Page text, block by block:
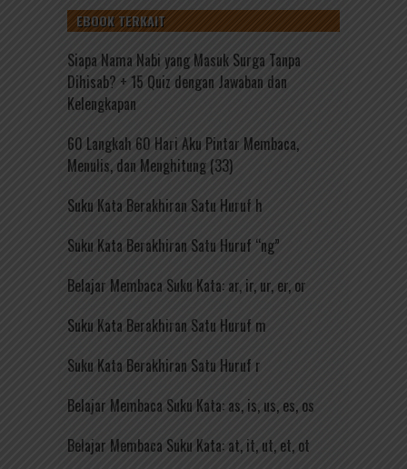
EBOOK TERKAIT
Siapa Nama Nabi yang Masuk Surga Tanpa
Dihisab? + 15 Quiz dengan Jawaban dan
Kelengkapan
60 Langkah 60 Hari Aku Pintar Membaca,
Menulis, dan Menghitung (33)
Suku Kata Berakhiran Satu Huruf h
Suku Kata Berakhiran Satu Huruf “ng”
Belajar Membaca Suku Kata: ar, ir, ur, er, or
Suku Kata Berakhiran Satu Huruf m
Suku Kata Berakhiran Satu Huruf r
Belajar Membaca Suku Kata: as, is, us, es, os
Belajar Membaca Suku Kata: at, it, ut, et, ot